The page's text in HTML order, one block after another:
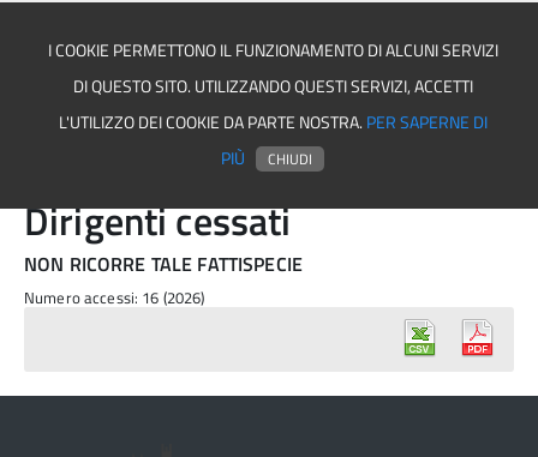
Asmel associazione
Dirigenti cessati
NON RICORRE TALE FATTISPECIE
Numero accessi: 16 (2026)
I COOKIE PERMETTONO IL FUNZIONAMENTO DI ALCUNI SERVIZI
DI QUESTO SITO. UTILIZZANDO QUESTI SERVIZI, ACCETTI
L'UTILIZZO DEI COOKIE DA PARTE NOSTRA. PER SAPERNE DI
PIÙ
CHIUDI